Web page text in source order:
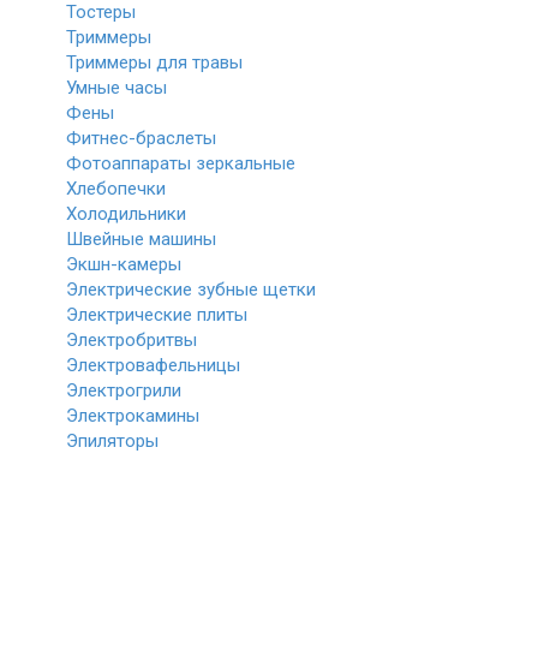
Тостеры
Триммеры
Триммеры для травы
Умные часы
Фены
Фитнес-браслеты
Фотоаппараты зеркальные
Хлебопечки
Холодильники
Швейные машины
Экшн-камеры
Электрические зубные щетки
Электрические плиты
Электробритвы
Электровафельницы
Электрогрили
Электрокамины
Эпиляторы